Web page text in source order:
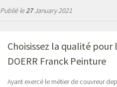
Publié le27January 2021
Choisissez la qualité
DOERR Franck Peinture
Ayant exercé le métier de couvreur